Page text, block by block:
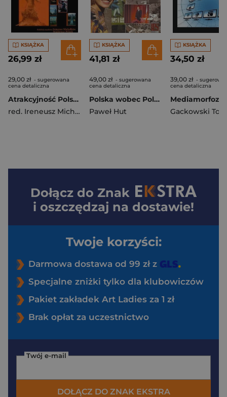
KSIĄŻKA
26,99 zł
29,00 zł - sugerowana
cena detaliczna
Atrakcyjność Polski Mazowsza i Warszawy Szanse skutecznej promocji
red. Ireneusz Michałków
,Waldemar Piórek
KSIĄŻKA
41,81 zł
49,00 zł - sugerowana
cena detaliczna
Polska wobec Polaków w przestrzeni poradzieckiej Od solidaryzmu etnicznego do obowiązku administracyjnego
Paweł Hut
KSIĄŻKA
34,50 zł
39,00 zł -
cena detaliczna
Mediamorfozy
Gackowski
Dołącz do Znak
i oszczędzaj na dostawie!
Twoje korzyści:
Darmowa dostawa od 99 zł z
Specjalne zniżki tylko dla klubowiczów
Pakiet zakładek Art Ladies za 1 zł
Brak opłat za uczestnictwo
Twój e-mail
DOŁĄCZ DO ZNAK EKSTRA